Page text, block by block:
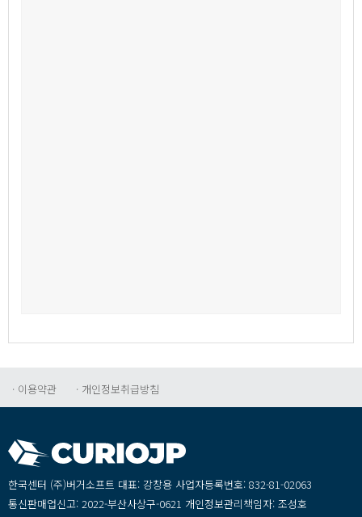
·이용약관 ·개인정보취급방침
한국센터(주)버거소프트대표:강창용사업자등록번호:832-81-02063
통신판매업신고:2022-부산사상구-0621개인정보관리책임자:조성호